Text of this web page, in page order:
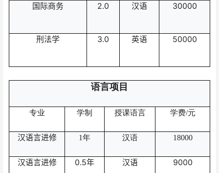
国际商务 2.0 汉语 30000
刑法学 3.0 英语 50000
语言项目
专业 学制 授课语言 学费/元
汉语言进修 1年 汉语 18000
汉语言进修 0.5年 汉语 9000